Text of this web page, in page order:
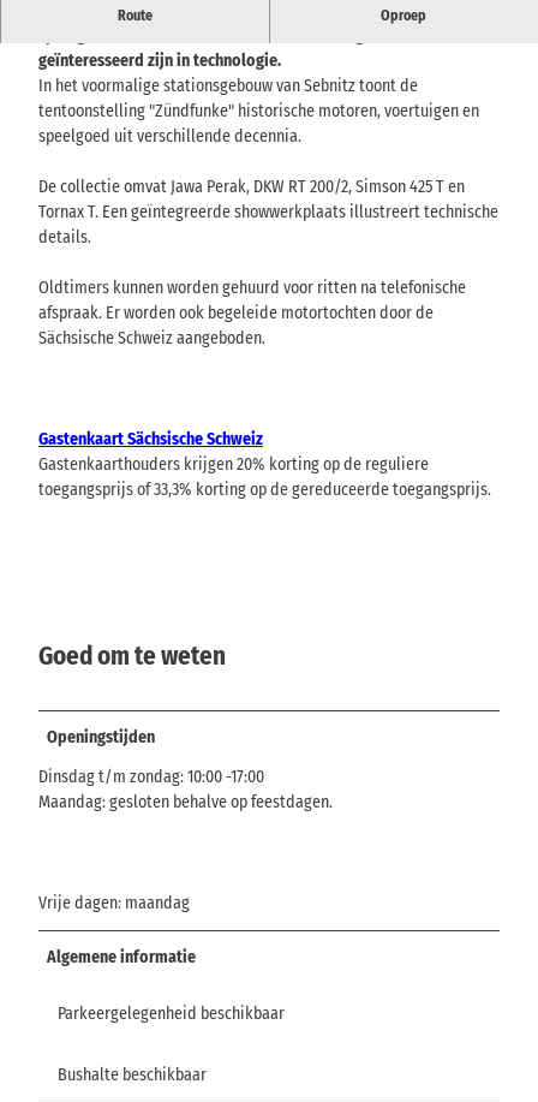
Route Oproep
Oldtimershow presenteert historische motoren, voertuigen en
geïnteresseerd zijn in technologie.
In het voormalige stationsgebouw van Sebnitz toont de
tentoonstelling "Zündfunke" historische motoren, voertuigen en
speelgoed uit verschillende decennia.
De collectie omvat Jawa Perak, DKW RT 200/2, Simson 425 T en
Tornax T. Een geïntegreerde showwerkplaats illustreert technische
details.
Oldtimers kunnen worden gehuurd voor ritten na telefonische
afspraak. Er worden ook begeleide motortochten door de
Sächsische Schweiz aangeboden.
Gastenkaart Sächsische Schweiz
Gastenkaarthouders krijgen 20% korting op de reguliere
toegangsprijs of 33,3% korting op de gereduceerde toegangsprijs.
Goed om te weten
Openingstijden
Dinsdag t/m zondag: 10:00 -17:00
Maandag: gesloten behalve op feestdagen.
Vrije dagen: maandag
Algemene informatie
Parkeergelegenheid beschikbaar
Bushalte beschikbaar